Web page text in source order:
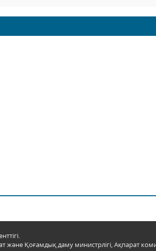
және Қоғамдық даму министрлігі, Ақпарат